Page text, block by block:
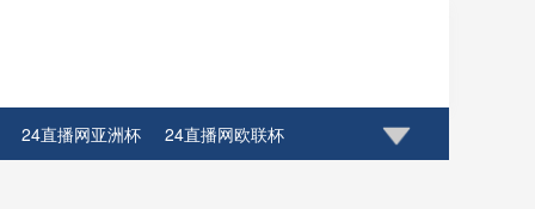
24直播网亚洲杯 24直播网欧联杯